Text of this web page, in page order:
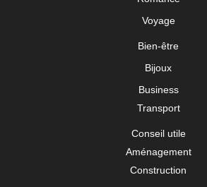
Voyage
Bien-être
Bijoux
Business
Transport
Conseil utile
Aménagement
Construction